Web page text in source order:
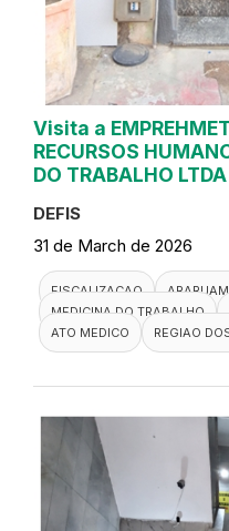
Visita a
RECURSOS
DO TRABALHO LTDA
DEFIS
31 de March de 2026
FISCALIZACAO
MEDICINA DO TRABALHO
ATO MEDICO
REGIAO